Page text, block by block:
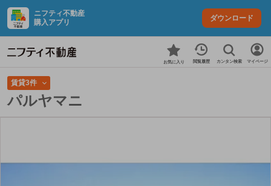
ニフティ不動産
購入アプリ
ダウンロード
お気に入り 閲覧履歴 カンタン検索 マイページ
賃貸3件
パルヤマニ